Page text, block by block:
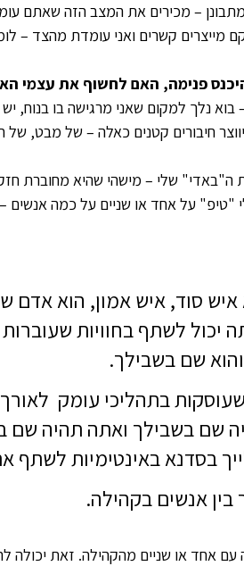
– מכירים את המצב הזה שאתם
מייצרים קשרים ואני עומדת מהצד –
פנימה, האם לחשוף את עצמי
נלך למקום שאני מרגישה בו בנוח,
חיבורים קטנים כאלה – של מבט,
ה"באדי" שלי – מישהי שהיא מחוברת
"טיפ" על אחד או שניים על כמה אנשים
סוד, איש אמון, הוא אדם
יכול לשתף בחוויות
שם בשבילך.
בתהליכי עומק
שם בשבילך ואתה תהיה שם
בסדנא באינטימיות לשתף
בין אנשים בקהילה.
אחד או שניים מהקהילה. זאת יכולה